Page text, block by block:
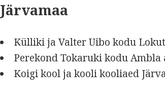
Järvamaa
Külliki ja Valter Uibo kodu
Perekond Tokaruki kodu
Koigi kool ja kooli kooliaed